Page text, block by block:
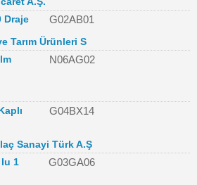
Draje
G02AB01
Tarım Ürünleri S
N06AG02
G04BX14
Sanayi Türk A.Ş
1
G03GA06